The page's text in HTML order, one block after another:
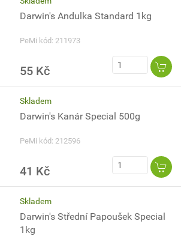
Darwin's Andulka Standard 1kg
PeMi kód: 211973
55 Kč
Skladem
Darwin's Kanár Special 500g
PeMi kód: 212596
41 Kč
Skladem
Darwin's Střední Papoušek Special
1kg